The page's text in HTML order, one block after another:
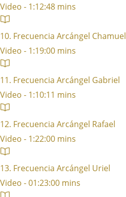
Video - 1:12:48 mins
10. Frecuencia Arcángel Chamuel
Video - 1:19:00 mins
11. Frecuencia Arcángel Gabriel
Video - 1:10:11 mins
12. Frecuencia Arcángel Rafael
Video - 1:22:00 mins
13. Frecuencia Arcángel Uriel
Video - 01:23:00 mins